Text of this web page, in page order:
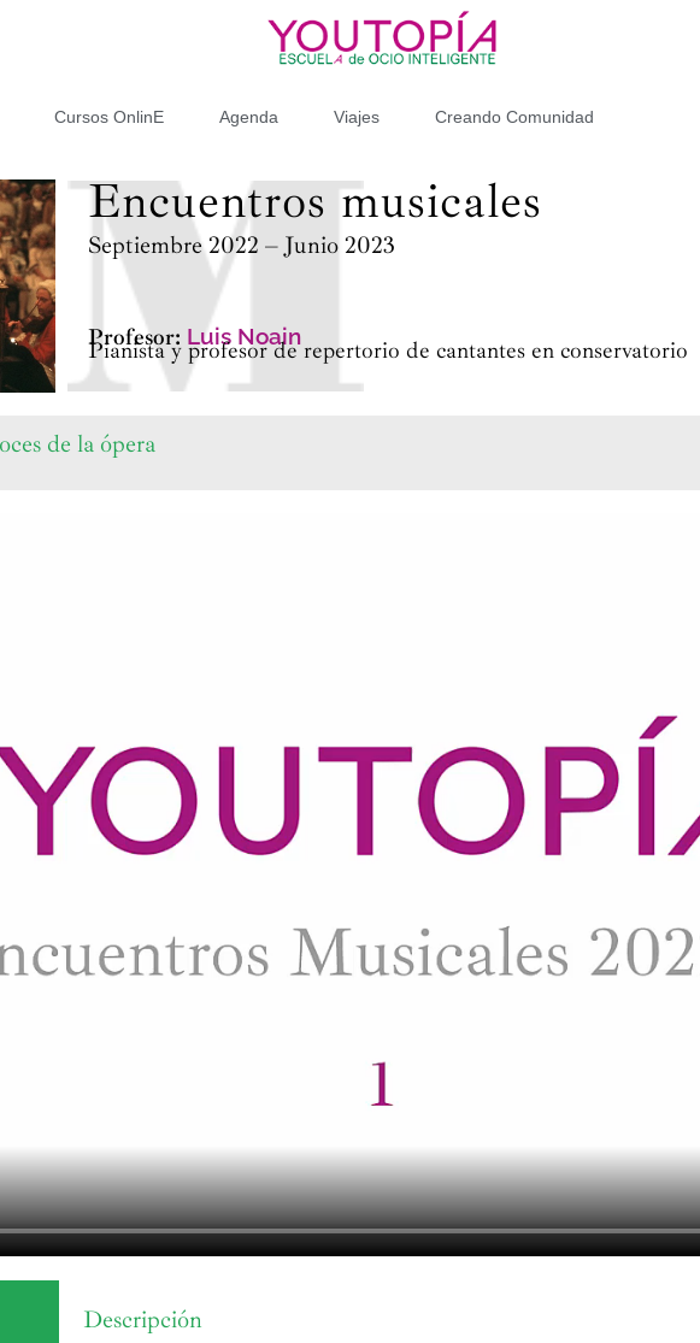
Cursos OnlinE Agenda Viajes Creando Comunidad
Encuentros musicales
Septiembre 2022 – Junio 2023
Profesor: Luis Noain
Pianista y profesor de repertorio de cantantes en conservatorio
de la ópera
Descripción